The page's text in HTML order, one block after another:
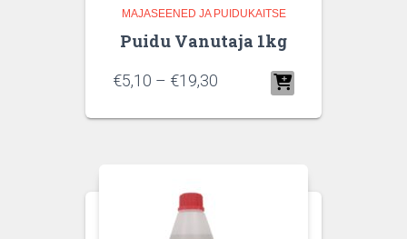
MAJASEENED JA PUIDUKAITSE
Puidu Vanutaja 1kg
€5,10 – €19,30